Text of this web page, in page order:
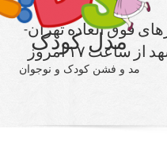
مدل کودک
و فشن کودک و نوجوان
العاده تهران-
۱۷ امروز